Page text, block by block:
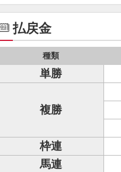
払戻金
種類
単勝
複勝
枠連
馬連